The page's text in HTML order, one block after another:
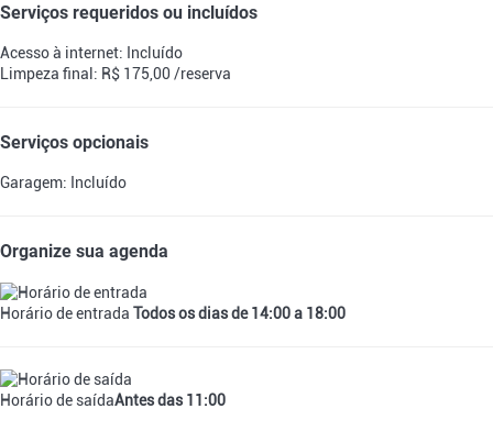
Serviços requeridos ou incluídos
Acesso à internet: Incluído
Limpeza final: R$ 175,00 /reserva
Serviços opcionais
Garagem: Incluído
Organize sua agenda
Horário de entrada Todos os dias de 14:00 a 18:00
Horário de saídaAntes das 11:00